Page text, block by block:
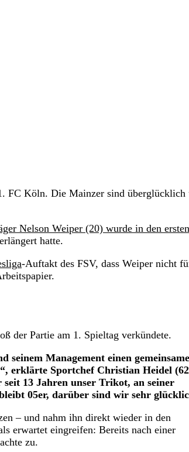
FC Köln. Die Mainzer sind überglücklich
Nelson Weiper (20) wurde in den ersten
hatte.
-Auftakt des FSV, dass Weiper nicht
der Partie am 1. Spieltag verkündete.
seinem Management einen
erklärte Sportchef Christian Heidel
13 Jahren unser Trikot, an seiner
05er, darüber sind wir sehr
– und nahm ihn direkt wieder in den
erwartet eingreifen: Bereits nach einer
zu.